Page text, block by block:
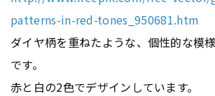
patterns-in-red-tones_950681.htm
ダイヤ柄を重ねたような、個性的な模
です。
赤と白の2色でデザインしています。